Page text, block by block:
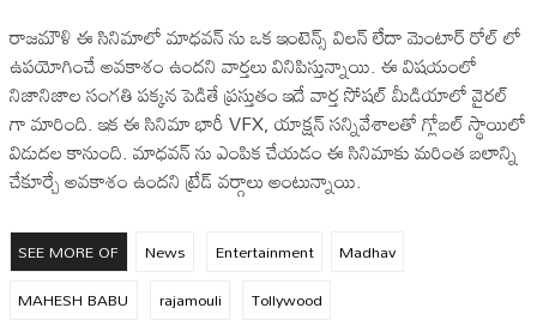
రాజమౌళి ఈ సినిమాలో మాధవన్‌ ను ఒక ఇంటెన్స్ విలన్ లేదా మెంటార్ రోల్‌ లో
ఉపయోగించే అవకాశం ఉందని వార్తలు వినిపిస్తున్నాయి. ఈ విషయంలో
నిజానిజాల సంగతి పక్కన పెడితే ప్రస్తుతం ఇదే వార్త సోషల్ మీడియాలో వైరల్
గా మారింది. ఇక ఈ సినిమా భారీ VFX, యాక్షన్ సన్నివేశాలతో గ్లోబల్ స్థాయిలో
విడుదల కానుంది. మాధవన్‌ ను ఎంపిక చేయడం ఈ సినిమాకు మరింత బలాన్ని
చేకూర్చే అవకాశం ఉందని ట్రేడ్ వర్గాలు అంటున్నాయి.
SEE MORE OF News Entertainment
Madhav
MAHESH BABU
rajamouli Tollywood